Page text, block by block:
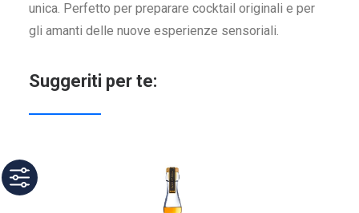
unica. Perfetto per preparare cocktail originali e per
gli amanti delle nuove esperienze sensoriali.
Suggeriti per te: